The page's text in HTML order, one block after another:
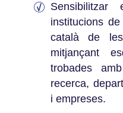
institucions
català de
mitjançant
trobades
recerca,
i empreses.